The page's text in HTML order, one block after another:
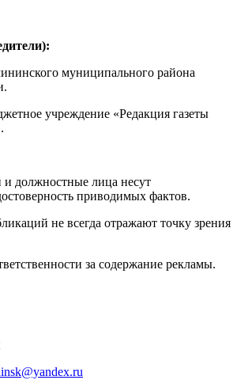
муниципального района
учреждение «Редакция газеты
должностные лица несут
приводимых фактов.
не всегда отражают точку зрения
за содержание рекламы.